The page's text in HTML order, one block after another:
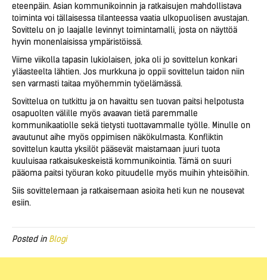
eteenpäin. Asian kommunikoinnin ja ratkaisujen mahdollistava
toiminta voi tällaisessa tilanteessa vaatia ulkopuolisen avustajan.
Sovittelu on jo laajalle levinnyt toimintamalli, josta on näyttöä
hyvin monenlaisissa ympäristöissä.
Viime viikolla tapasin lukiolaisen, joka oli jo sovittelun konkari
yläasteelta lähtien. Jos murkkuna jo oppii sovittelun taidon niin
sen varmasti taitaa myöhemmin työelämässä.
Sovittelua on tutkittu ja on havaittu sen tuovan paitsi helpotusta
osapuolten välille myös avaavan tietä paremmalle
kommunikaatiolle sekä tietysti tuottavammalle työlle. Minulle on
avautunut aihe myös oppimisen näkökulmasta. Konfliktin
sovittelun kautta yksilöt pääsevät maistamaan juuri tuota
kuuluisaa ratkaisukeskeistä kommunikointia. Tämä on suuri
pääoma paitsi työuran koko pituudelle myös muihin yhteisöihin.
Siis sovittelemaan ja ratkaisemaan asioita heti kun ne nousevat
esiin.
Posted in Blogi